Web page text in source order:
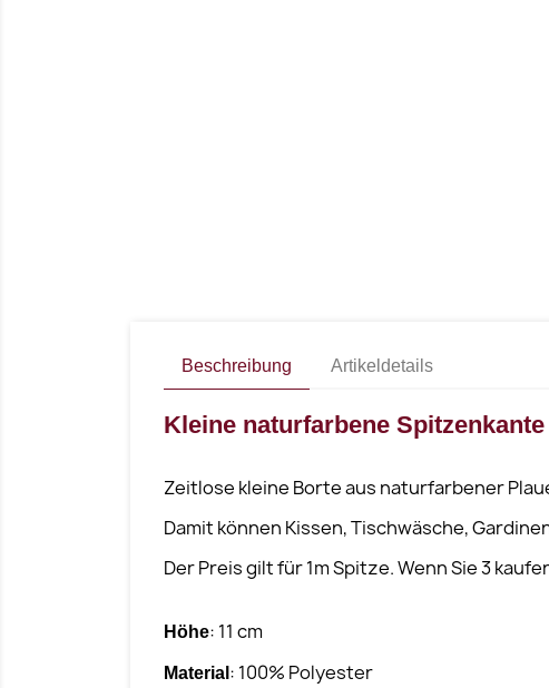
Beschreibung Artikeldetails
Kleine naturfarbene
Zeitlose kleine Borte aus naturfarbener
Damit können Kissen, Tischwäsche,
Der Preis gilt für 1m Spitze. Wenn Sie 3
Höhe: 11 cm
Material : 100% Polyester